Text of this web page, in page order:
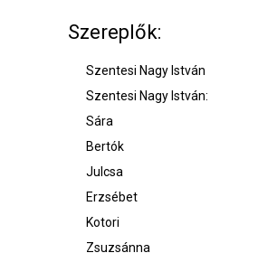
Szereplők:
Szentesi Nagy István
Szentesi Nagy István:
Sára
Bertók
Julcsa
Erzsébet
Kotori
Zsuzsánna